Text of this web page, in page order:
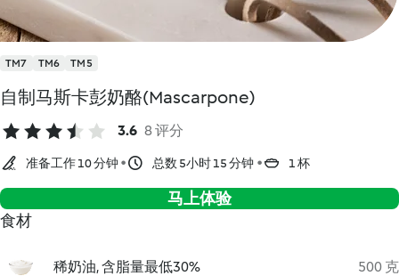
TM7 TM6 TM5
自制马斯卡彭奶酪(Mascarpone)
3.6 8 评分
准备工作 10 分钟 总数 5小时 15 分钟 1 杯
马上体验
食材
稀奶油, 含脂量最低30% 500 克